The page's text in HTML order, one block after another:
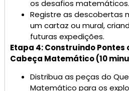
os desafios matemáticos.
Registre as descobertas
um cartaz ou mural,
futuras expedições.
Etapa 4: Construindo Pontes
Cabeça Matemático (10
Distribua as peças do
Matemático para os